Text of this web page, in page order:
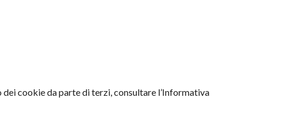
cookie da parte di terzi, consultare l’Informativa